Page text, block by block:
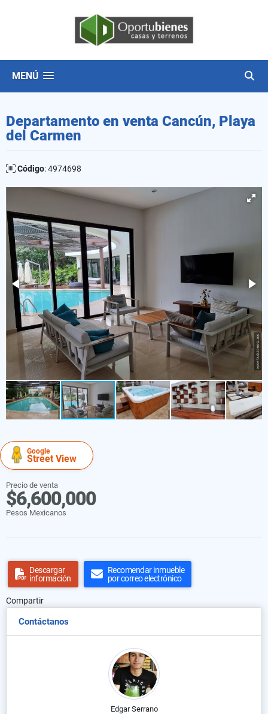
MENÚ
Departamento en venta Cancún, Playa
del Carmen
Código: 4974698
Google
Street View
Precio de venta
$6,600,000
Pesos Mexicanos
Descargar
información
Recomendar inmueble
por correo electrónico
Compartir
Contáctanos
Edgar Serrano